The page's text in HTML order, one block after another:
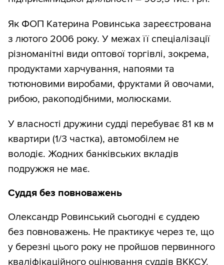
Як ФОП Катерина Ровинська зареєстрована
з лютого 2006 року. У межах її спеціалізації
різноманітні види оптової торгівлі, зокрема,
продуктами харчування, напоями та
тютюновими виробами, фруктами й овочами,
рибою, ракоподібними, молюсками.
У власності дружини судді перебуває 81 кв м
квартири (1/3 частка), автомобілем не
володіє. Жодних банківських вкладів
подружжя не має.
Суддя без повноважень
Олександр Ровинський сьогодні є суддею
без повноважень. Не практикує через те, що
у березні цього року не пройшов первинного
кваліфікаційного оцінювання суддів ВККСУ.